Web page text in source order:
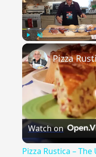
Unmute
Watch on
Pizza Rustica –